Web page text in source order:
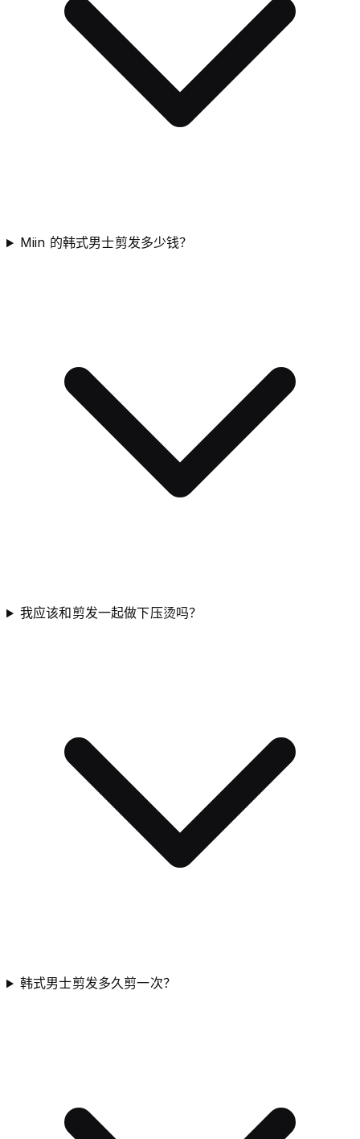
Miin 的韩式男士剪发多少钱？
我应该和剪发一起做下压烫吗？
韩式男士剪发多久剪一次？